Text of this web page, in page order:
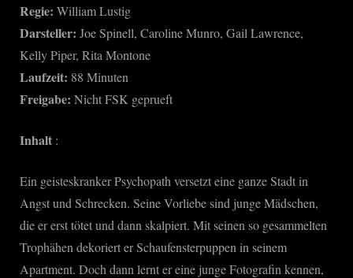
Regie: William Lustig
Darsteller: Joe Spinell, Caroline Munro, Gail Lawrence,
Kelly Piper, Rita Montone
Laufzeit: 88 Minuten
Freigabe: Nicht FSK geprueft
Inhalt :
Ein geisteskranker Psychopath versetzt eine ganze Stadt in
Angst und Schrecken. Seine Vorliebe sind junge Mädschen,
die er erst tötet und dann skalpiert. Mit seinen so gesammelten
Trophähen dekoriert er Schaufensterpuppen in seinem
Apartment. Doch dann lernt er eine junge Fotografin kennen,